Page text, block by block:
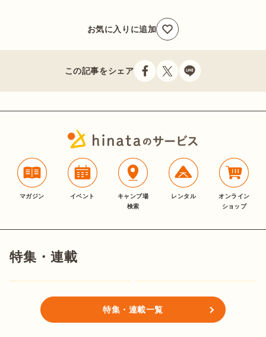
お気に入りに追加
この記事をシェア
マガジン イベント
キャンプ場
検索
レンタル
オンライン
ショップ
特集・連載
特集・連載一覧